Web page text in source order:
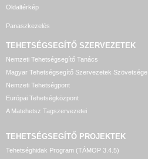
Oldaltérkép
Panaszkezelés
TEHETSÉGSEGÍTŐ SZERVEZETEK
Nemzeti Tehetségsegítő Tanács
Magyar Tehetségsegítő Szervezetek Szövetsége
Nemzeti Tehetségpont
Európai Tehetségközpont
A Matehetsz Tagszervezetei
TEHETSÉGSEGÍTŐ PROJEKTEK
Tehetséghidak Program (TÁMOP 3.4.5)